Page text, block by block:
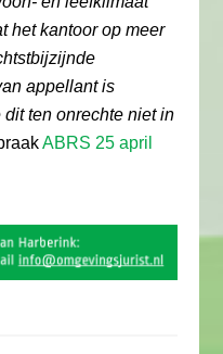
het kantoor op meer
appellant is
ten onrechte niet in
ABRS 25 april